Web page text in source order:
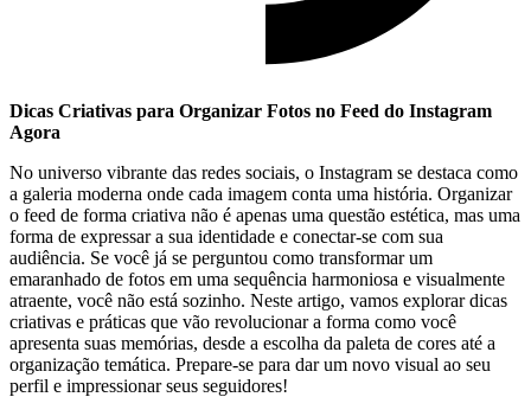
Dicas Criativas para ‍Organizar Fotos no Feed do Instagram
Agora
No universo vibrante das redes ⁣sociais, o ⁢Instagram se‌ destaca como
a galeria moderna onde ‌cada⁣ imagem conta ‍uma história. Organizar
o feed de forma criativa ⁢não‌ é apenas uma​ questão estética,⁤ mas uma
forma‌ de expressar a sua identidade e conectar-se com sua
audiência. ⁣Se você já se perguntou ⁣como transformar um
emaranhado de fotos ‍em uma sequência ⁢harmoniosa e visualmente
atraente, você não está⁣ sozinho. Neste artigo, ‍vamos explorar dicas
criativas e práticas que‍ vão‍ revolucionar ⁤a forma como⁤ você
apresenta suas memórias, desde a escolha da paleta de cores até a
organização temática. ⁤Prepare-se ⁢para⁤ dar um‍ novo⁢ visual ao seu
perfil e impressionar seus seguidores!